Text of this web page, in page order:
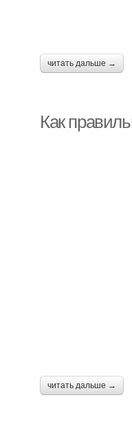
читать дальше →
Как
читать дальше →